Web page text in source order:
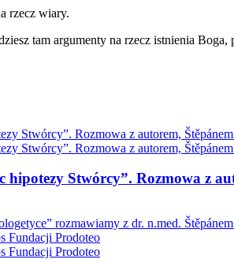
rzecz wiary.
tam argumenty na rzecz istnienia
hipotezy Stwórcy”. Rozmowa z
rozmawiamy z dr. n.med.